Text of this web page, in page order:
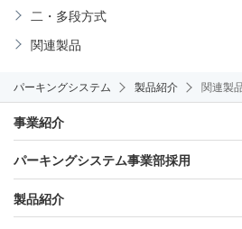
二・多段方式
関連製品
パーキングシステム 製品紹介 関連製
事業紹介
パーキングシステム事業部採用
製品紹介